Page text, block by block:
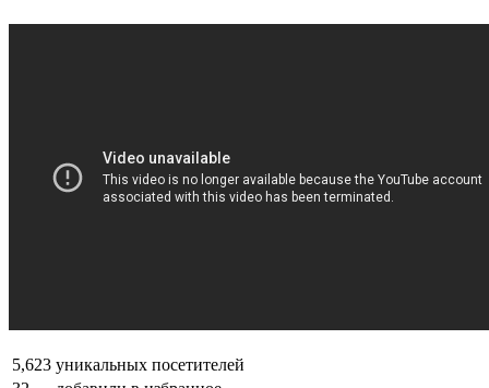
5,623 уникальных посетителей